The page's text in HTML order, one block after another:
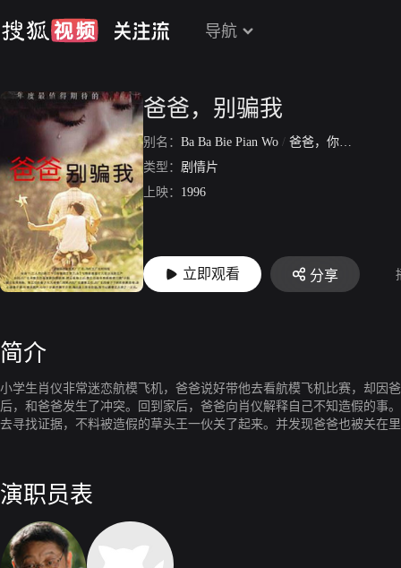
导航
爸爸，别骗我
别名： Ba Ba Bie Pian Wo / 爸爸，你别骗我
类型： 剧情片
上映： 1996
立即观看 分享
简介
小学生肖仪非常迷恋航模飞机，爸爸说好带他去看航模飞机比赛，却因
后，和爸爸发生了冲突。回到家后，爸爸向肖仪解释自己不知造假的事
去寻找证据，不料被造假的草头王一伙关了起来。并发现爸爸也被关在
演职员表